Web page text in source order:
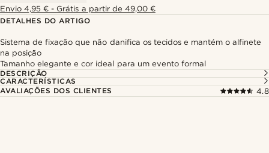
Envio 4,95 € - Grátis a partir de 49,00 €
DETALHES DO ARTIGO
Sistema de fixação que não danifica os tecidos e mantém o alfinete
na posição
Tamanho elegante e cor ideal para um evento formal
DESCRIÇÃO
CARACTERÍSTICAS
AVALIAÇÕES DOS CLIENTES
4.8